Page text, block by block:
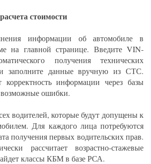
стоимости
информации об автомобиле в
на главной странице. Введите VIN-
получения технических
заполните данные вручную из СТС.
корректность информации через базы
ошибки.
водителей, которые будут допущены к
Для каждого лица потребуются
получения первых водительских прав.
рассчитает возрастно-стажевые
классы КБМ в базе РСА.